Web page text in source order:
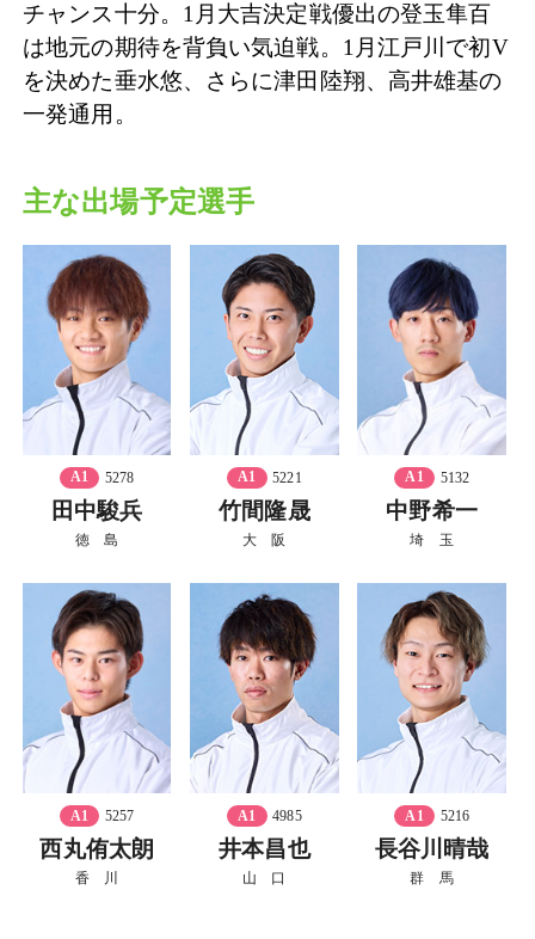
チャンス十分。1月大吉決定戦優出の登玉隼百
は地元の期待を背負い気迫戦。1月江戸川で初V
を決めた垂水悠、さらに津田陸翔、高井雄基の
一発通用。
主な出場予定選手
A1 5278
田中駿兵
徳 島
A1 5221
竹間隆晟
大 阪
A1 5132
中野希一
埼 玉
A1 5257
西丸侑太朗
香 川
A1 4985
井本昌也
山 口
A1 5216
長谷川晴哉
群 馬